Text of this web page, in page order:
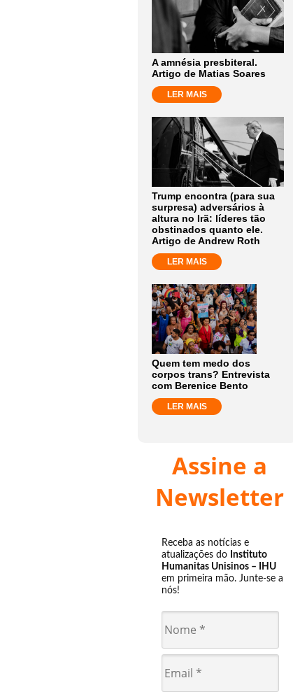
A amnésia presbiteral.
Artigo de Matias Soares
LER MAIS
Trump encontra (para sua
surpresa) adversários à
altura no Irã: líderes tão
obstinados quanto ele.
Artigo de Andrew Roth
LER MAIS
Quem tem medo dos
corpos trans? Entrevista
com Berenice Bento
LER MAIS
Assine a
Newsletter
Receba as notícias e
atualizações do Instituto
Humanitas Unisinos – IHU
em primeira mão. Junte-se a
nós!